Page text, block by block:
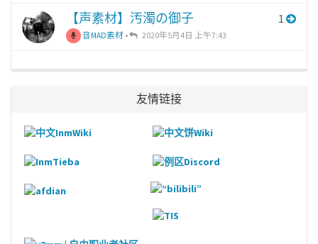
【声素材】汚濁の御子
音MAD素材 • 2020年5月4日 上午7:43
1
友情链接